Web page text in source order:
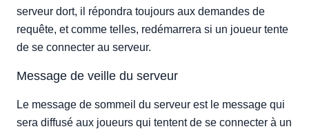
serveur dort, il répondra toujours aux demandes de
requête, et comme telles, redémarrera si un joueur tente
de se connecter au serveur.
Message de veille du serveur
Le message de sommeil du serveur est le message qui
sera diffusé aux joueurs qui tentent de se connecter à un